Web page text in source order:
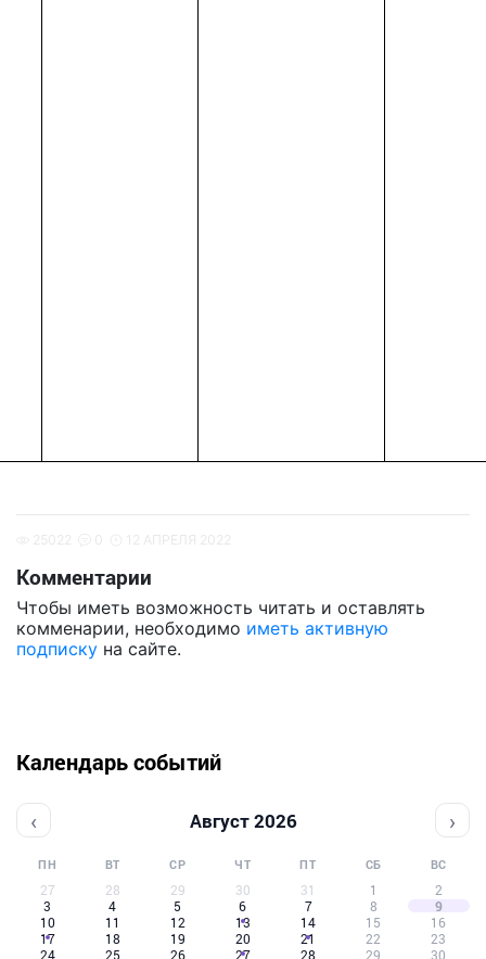
Комментарии
Чтобы иметь возможность читать и оставлять
комменарии, необходимо иметь активную
подписку на сайте.
Календарь событий
‹ Август 2026 ›
ПН ВТ СР ЧТ ПТ СБ ВС
27 28 29 30 31 1
2
3
4 5 6 7 8
9
10
11 12 13 14 15
16
17
18 19 20 21 22
23
24
25 26 27 28 29 30